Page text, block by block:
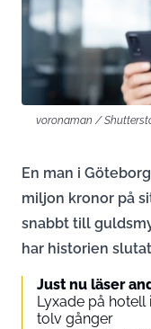
voronaman /
En man i
miljon kronor på
snabbt till
har historien
Just nu läser
Lyxade på hotell
tolv gånger